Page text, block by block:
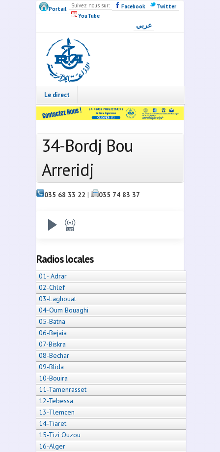
Skip to main content
Portail Suivez nous sur: Facebook
Twitter
YouTube
عربي
Radio
Algérie
Live
Le direct
34-Bordj Bou
Arreridj
035 68 33 22 | 035 74 83 37
Radios locales
01- Adrar
02-Chlef
03-Laghouat
04-Oum Bouaghi
05-Batna
06-Bejaia
07-Biskra
08-Bechar
09-Blida
10-Bouira
11-Tamenrasset
12-Tebessa
13-Tlemcen
14-Tiaret
15-Tizi Ouzou
16-Alger